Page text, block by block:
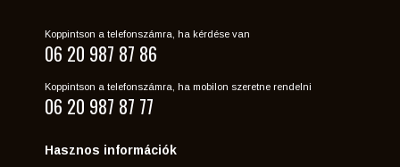
Koppintson a telefonszámra, ha kérdése van
06 20 987 87 86
Koppintson a telefonszámra, ha mobilon szeretne rendelni
06 20 987 87 77
Hasznos információk